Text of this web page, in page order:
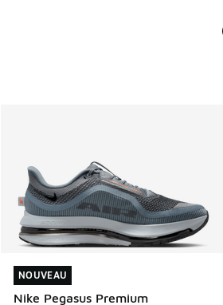
NOUVEAU
Nike Pegasus Premium
NOUVEAU